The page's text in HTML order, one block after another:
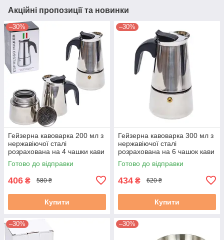
Акційні пропозиції та новинки
–30%
Гейзерна кавоварка 200 мл з
нержавіючої сталі
розрахована на 4 чашки кави
(еспресо)
Готово до відправки
406 ₴ 580 ₴
Купити
–30%
Гейзерна кавоварка 300 мл з
нержавіючої сталі
розрахована на 6 чашок кави
(еспресо)
Готово до відправки
434 ₴ 620 ₴
Купити
–30% –30%